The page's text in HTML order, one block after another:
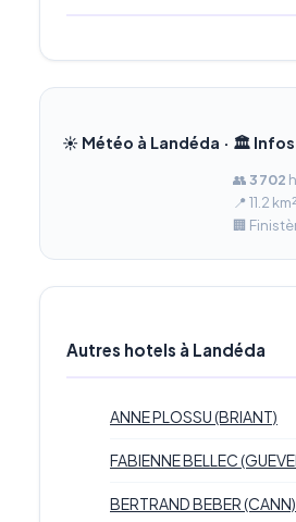
☀️ Météo à Landéda · 🏛️
👥 3 702
📍 11.2 km²
🏢
Autres hotels à Landéda
ANNE PLOSSU (BRIANT)
FABIENNE BELLEC
BERTRAND BEBER (CANN)